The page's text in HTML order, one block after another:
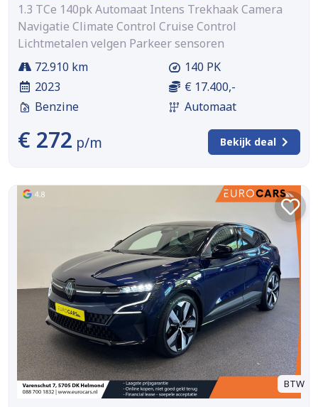
1.3 TCe 140pk Automaat Intens Trekhaak Camera
Navigatie Climate Control Cruise Control
Lichtmetalen velgen Parkeer sensoren
72.910 km
2023
Benzine
140 PK
€ 17.400,-
Automaat
€ 272 p/m Bekijk deal
BTW